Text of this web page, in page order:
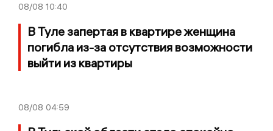
08/08 10:40
В Туле запертая в квартире женщина
погибла из-за отсутствия возможности
выйти из квартиры
08/08 04:59